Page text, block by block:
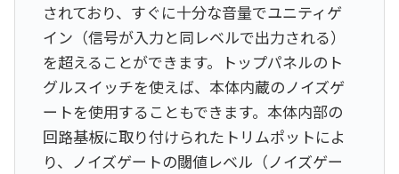
されており、すぐに十分な音量でユニティゲ
イン（信号が入力と同レベルで出力される）
を超えることができます。トップパネルのト
グルスイッチを使えば、本体内蔵のノイズゲ
ートを使用することもできます。本体内部の
回路基板に取り付けられたトリムポットによ
り、ノイズゲートの閾値レベル（ノイズゲー